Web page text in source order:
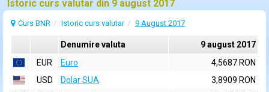
Istoric curs valutar din 9 august 2017
Curs BNR Istoric curs valutar 9 August 2017
Denumire valuta
9 august 2017
EUR
Euro
4,5687 RON
USD
Dolar SUA
3,8909 RON